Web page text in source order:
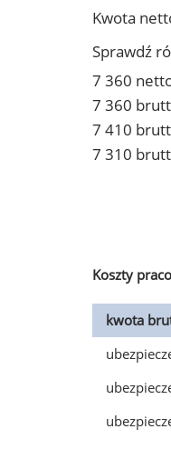
Kwota
Sprawdź
7 360
7 360
7 410
7 310
Koszty
kwota